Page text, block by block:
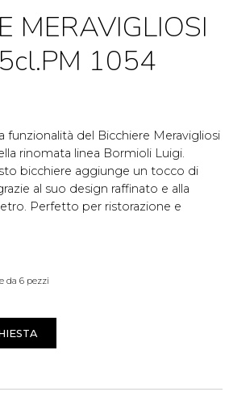
MERAVIGLIOSI
1054
funzionalità del Bicchiere Meravigliosi
rinomata linea Bormioli Luigi.
bicchiere aggiunge un tocco di
al suo design raffinato e alla
Perfetto per ristorazione e
da 6 pezzi